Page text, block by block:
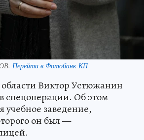
Перейти в Фотобанк КП
Виктор Устюжанин
спецоперации. Об этом
учебное заведение,
он был —